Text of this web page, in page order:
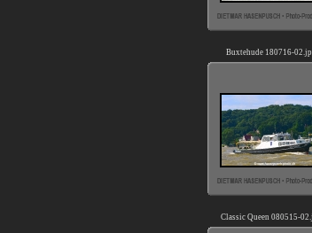
Buxtehude 180716-
Classic Queen 080515-